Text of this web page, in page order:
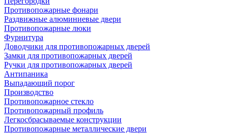
Противопожарные фонари
Раздвижные алюминиевые двери
Противопожарные люки
Фурнитура
Доводчики для противопожарных дверей
Замки для противопожарных дверей
Ручки для противопожарных дверей
Антипаника
Выпадающий порог
Производство
Противопожарное стекло
Противопожарный профиль
Легкосбрасываемые конструкции
Противопожарные металлические двери